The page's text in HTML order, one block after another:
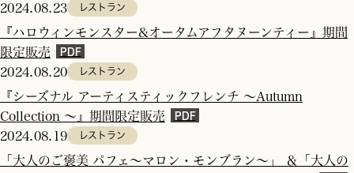
2024.08.23
レストラン
『ハロウィンモンスター&オータムアフタヌーンティー』期間
限定販売
2024.08.20
レストラン
『シーズナル アーティスティックフレンチ ～Autumn
Collection ～』期間限定販売
2024.08.19
レストラン
「大人のご褒美 パフェ～マロン・モンブラン～」 ＆「大人の